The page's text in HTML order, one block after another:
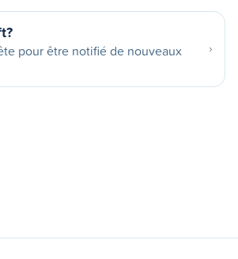
pour être notifié de nouveaux